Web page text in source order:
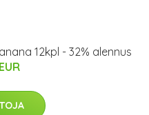
12kpl - 32% alennus